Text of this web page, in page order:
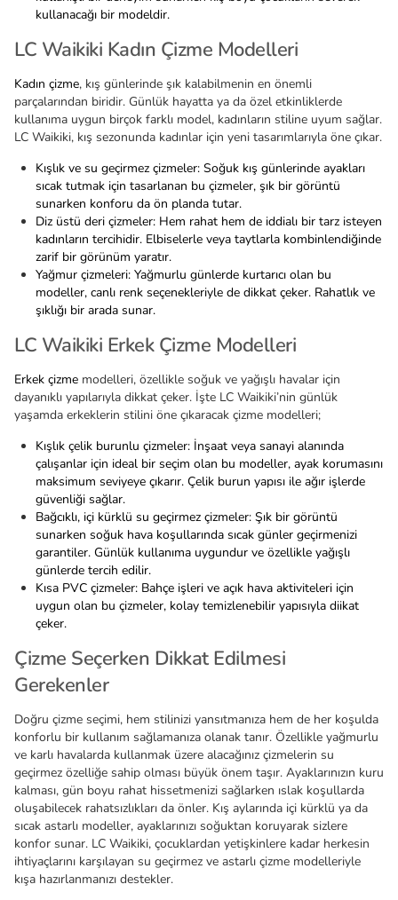
kullanacağı bir modeldir.
LC Waikiki Kadın Çizme Modelleri
Kadın çizme, kış günlerinde şık kalabilmenin en önemli
parçalarından biridir. Günlük hayatta ya da özel etkinliklerde
kullanıma uygun birçok farklı model, kadınların stiline uyum sağlar.
LC Waikiki, kış sezonunda kadınlar için yeni tasarımlarıyla öne çıkar.
Kışlık ve su geçirmez çizmeler: Soğuk kış günlerinde ayakları
sıcak tutmak için tasarlanan bu çizmeler, şık bir görüntü
sunarken konforu da ön planda tutar.
Diz üstü deri çizmeler: Hem rahat hem de iddialı bir tarz isteyen
kadınların tercihidir. Elbiselerle veya taytlarla kombinlendiğinde
zarif bir görünüm yaratır.
Yağmur çizmeleri: Yağmurlu günlerde kurtarıcı olan bu
modeller, canlı renk seçenekleriyle de dikkat çeker. Rahatlık ve
şıklığı bir arada sunar.
LC Waikiki Erkek Çizme Modelleri
Erkek çizme modelleri, özellikle soğuk ve yağışlı havalar için
dayanıklı yapılarıyla dikkat çeker. İşte LC Waikiki’nin günlük
yaşamda erkeklerin stilini öne çıkaracak çizme modelleri;
Kışlık çelik burunlu çizmeler: İnşaat veya sanayi alanında
çalışanlar için ideal bir seçim olan bu modeller, ayak korumasını
maksimum seviyeye çıkarır. Çelik burun yapısı ile ağır işlerde
güvenliği sağlar.
Bağcıklı, içi kürklü su geçirmez çizmeler: Şık bir görüntü
sunarken soğuk hava koşullarında sıcak günler geçirmenizi
garantiler. Günlük kullanıma uygundur ve özellikle yağışlı
günlerde tercih edilir.
Kısa PVC çizmeler: Bahçe işleri ve açık hava aktiviteleri için
uygun olan bu çizmeler, kolay temizlenebilir yapısıyla diikat
çeker.
Çizme Seçerken Dikkat Edilmesi
Gerekenler
Doğru çizme seçimi, hem stilinizi yansıtmanıza hem de her koşulda
konforlu bir kullanım sağlamanıza olanak tanır. Özellikle yağmurlu
ve karlı havalarda kullanmak üzere alacağınız çizmelerin su
geçirmez özelliğe sahip olması büyük önem taşır. Ayaklarınızın kuru
kalması, gün boyu rahat hissetmenizi sağlarken ıslak koşullarda
oluşabilecek rahatsızlıkları da önler. Kış aylarında içi kürklü ya da
sıcak astarlı modeller, ayaklarınızı soğuktan koruyarak sizlere
konfor sunar. LC Waikiki, çocuklardan yetişkinlere kadar herkesin
ihtiyaçlarını karşılayan su geçirmez ve astarlı çizme modelleriyle
kışa hazırlanmanızı destekler.